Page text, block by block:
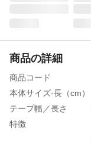
商品の詳細
商品コード
本体サイズ-長（cm）
テープ幅／長さ
特徴